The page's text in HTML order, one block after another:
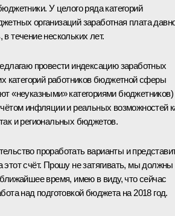
У целого ряда категорий
организаций заработная плата
течение нескольких лет.
провести индексацию заработных
категорий работников бюджетной сферы
«неуказными» категориями бюджетников)
инфляции и реальных возможностей
и региональных бюджетов.
проработать варианты и
этот счёт. Прошу не затягивать, мы должны
время, имею в виду, что сейчас
над подготовкой бюджета на 2018 год.